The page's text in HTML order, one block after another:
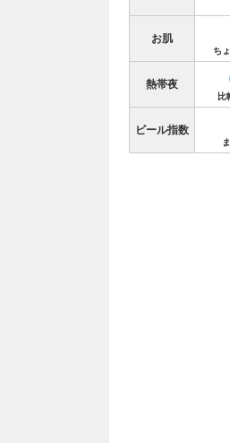
お肌
ち
熱帯夜
比
ビール指数